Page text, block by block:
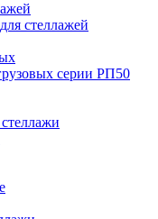
стеллажей
серии РП50